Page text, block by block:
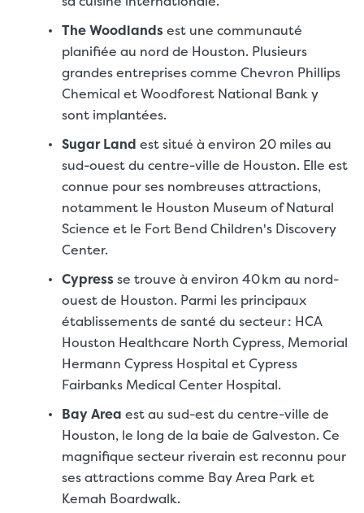
The Woodlandsest une communauté
planifiée au nord de Houston. Plusieurs
grandes entreprises comme Chevron Phillips
Chemical et Woodforest National Bank y
sont implantées.
Sugar Land est situé à environ 20 miles au
sud-ouest du centre-ville de Houston. Elle est
connue pour ses nombreuses attractions,
notamment le Houston Museum of Natural
Science et le Fort Bend Children's Discovery
Center.
Cypressse trouve à environ 40 km au nord-
ouest de Houston. Parmi les principaux
établissements de santé du secteur : HCA
Houston Healthcare North Cypress, Memorial
Hermann Cypress Hospital et Cypress
Fairbanks Medical Center Hospital.
Bay Area est au sud-est du centre-ville de
Houston, le long de la baie de Galveston. Ce
magnifique secteur riverain est reconnu pour
ses attractions comme Bay Area Park et
Kemah Boardwalk.